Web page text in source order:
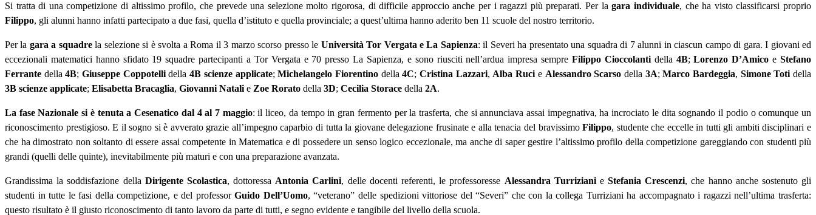
Si tratta di una competizione di altissimo profilo, che prevede una selezione molto rigorosa, di difficile approccio anche per i ragazzi più preparati.Per lagara individuale, che ha visto classificarsi proprio
Filippo, gli alunni hanno infatti partecipato a due fasi, quella d’istituto e quella provinciale; a quest’ultima hanno aderito ben 11 scuole del nostro territorio.
Per la gara a squadrela selezione si è svolta a Roma il 3 marzo scorso presso le Università Tor Vergata e La Sapienza: il Severi ha presentato una squadra di 7 alunni in ciascun campo di gara. I giovani ed
eccezionali matematici hanno sfidato 19 squadre partecipanti a Tor Vergata e 70 presso La Sapienza, e sono riusciti nell’ardua impresa sempre Filippo Cioccolantidella 4B;Lorenzo D’AmicoeStefano
Ferrante della4B;Giuseppe Coppotellidella4B scienze applicate;Michelangelo Fiorentinodella4C;Cristina Lazzari, Alba Ruci e Alessandro Scarso della 3A;Marco Bardeggia, Simone Toti della
3B scienze applicate; Elisabetta Bracaglia, Giovanni Natali e Zoe Rorato della 3D; Cecilia Storace della 2A.
La fase Nazionale si è tenuta a Cesenatico dal 4 al 7 maggio: il liceo, da tempo in gran fermento per la trasferta, che si annunciava assai impegnativa, ha incrociato le dita sognando il podio o comunque un
riconoscimento prestigioso. E il sogno si è avverato grazie all’impegno caparbio di tutta la giovane delegazione frusinate e alla tenacia del bravissimoFilippo, studente che eccelle in tutti gli ambiti disciplinari e
che ha dimostrato non soltanto di essere assai competente in Matematica e di possedere un senso logico eccezionale, ma anche di saper gestire l’altissimo profilo della competizione gareggiando con studenti più
grandi (quelli delle quinte), inevitabilmente più maturi e con una preparazione avanzata.
Grandissima la soddisfazione della Dirigente Scolastica,dottoressa Antonia Carlini, delle docenti referenti, le professoresse Alessandra TurrizianieStefania Crescenzi, che hanno anche sostenuto gli
studenti in tutte le fasi della competizione, e del professorGuido Dell’Uomo, “veterano” delle spedizioni vittoriose del “Severi” che con la collega Turriziani ha accompagnato i ragazzi nell’ultima trasferta:
questo risultato è il giusto riconoscimento di tanto lavoro da parte di tutti, e segno evidente e tangibile del livello della scuola.